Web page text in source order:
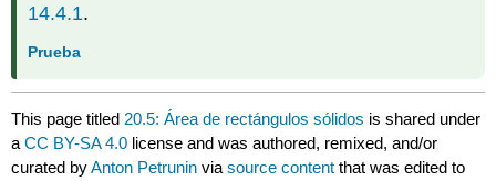
14.4.1.
Prueba
This page titled 20.5: Área de rectángulos sólidos is shared under
aCC BY-SA 4.0 license and was authored, remixed, and/or
curated byAnton Petrunin viasource content that was edited to